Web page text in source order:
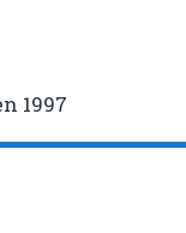
1997